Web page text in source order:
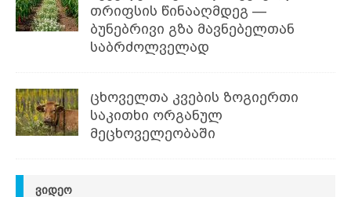
თრიფსის წინააღმდეგ —
ბუნებრივი გზა მავნებელთან
საბრძოლველად
ცხოველთა კვების ზოგიერთი
საკითხი ორგანულ
მეცხოველეობაში
ᲕᲘᲓᲔᲝ